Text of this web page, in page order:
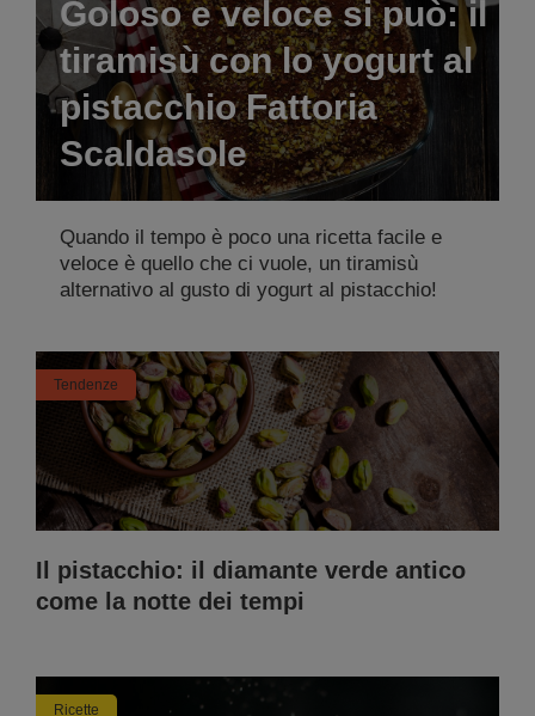
Goloso e veloce si può: il
tiramisù con lo yogurt al
pistacchio Fattoria
Scaldasole
Quando il tempo è poco una ricetta facile e
veloce è quello che ci vuole, un tiramisù
alternativo al gusto di yogurt al pistacchio!
Tendenze
Il pistacchio: il diamante verde antico
come la notte dei tempi
Ricette